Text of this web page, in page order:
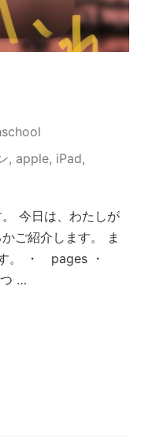
, apple, iPad,
今日は、わたしが
ご紹介します。 ま
す。 ・ pages ・
…